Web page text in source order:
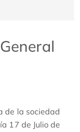
de la sociedad
17 de Julio de